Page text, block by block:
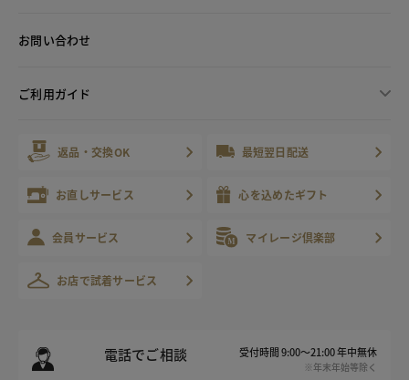
お問い合わせ
ご利用ガイド
返品・交換OK 最短翌日配送
お直しサービス 心を込めたギフト
会員サービス マイレージ倶楽部
お店で試着サービス
電話でご相談 受付時間 9:00～21:00 年中無休
※年末年始等除く